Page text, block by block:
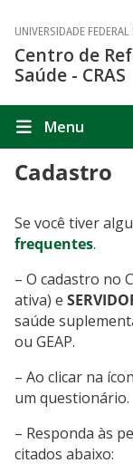
UNIVERSIDADE
Centro de
Saúde - CRAS
Menu
Cadastro
Se você tiver
frequentes.
– O cadastro no
ativa) e
saúde
ou GEAP.
– Ao clicar na
um questionário.
– Responda às
citados abaixo: